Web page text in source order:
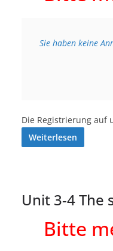
Sie haben keine
Die Registrierung auf
Weiterlesen
Unit 3-4 The
Bitte